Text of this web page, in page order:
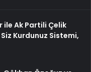
ile Ak Partili Çelik
Siz Kurdunuz Sistemi,